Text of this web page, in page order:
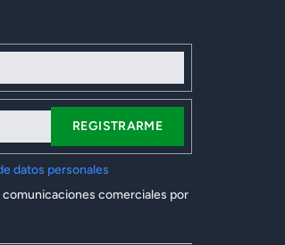
REGISTRARME
datos personales
comerciales por